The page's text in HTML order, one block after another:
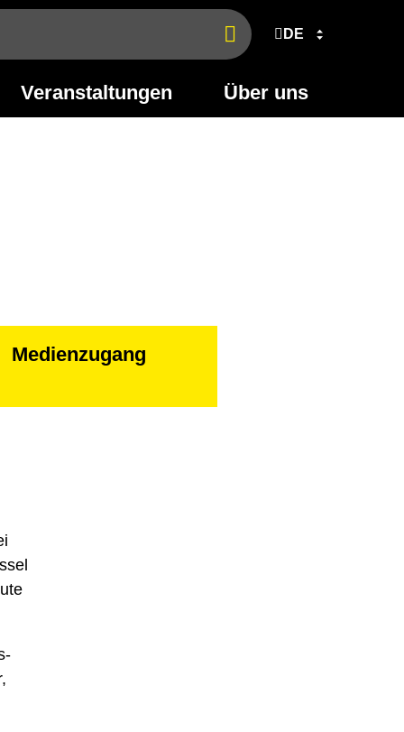
Jetzt
finden
DE
Veranstaltungen Über uns
Medienzugang